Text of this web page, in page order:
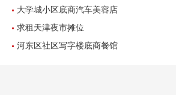
店刨冰店转让
大学城小区底商汽车美容店
转让
求租天津夜市摊位
河东区社区写字楼底商餐馆